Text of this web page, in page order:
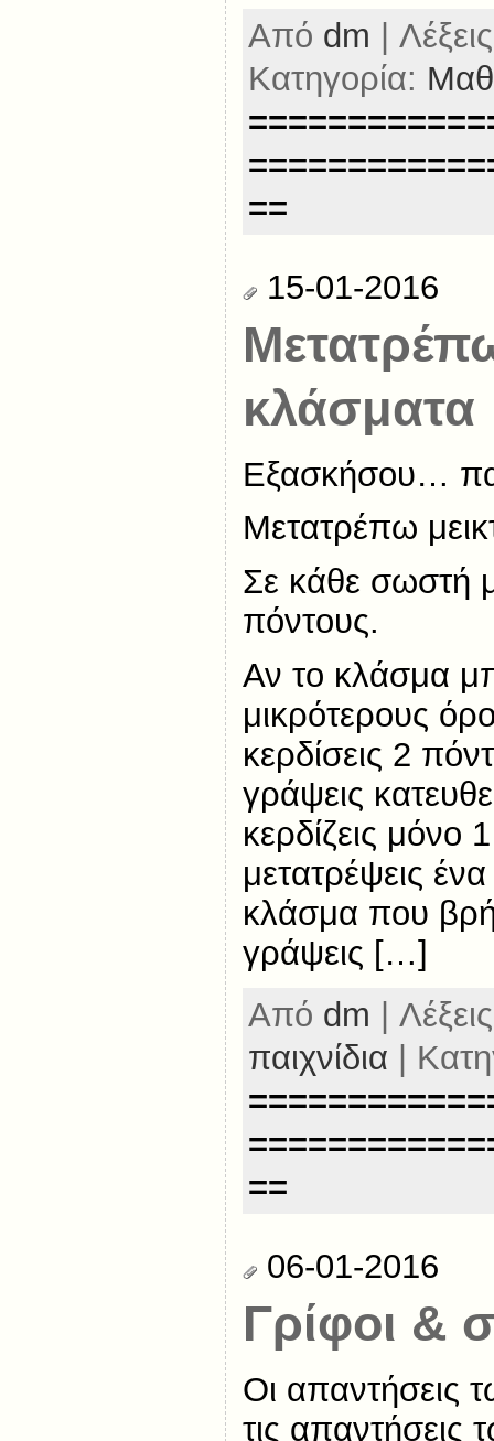
Από dm |
Κατηγορία:
==
15-01-2016
κλάσματα
Εξασκήσου…
Μετατρέπω
Σε κάθε σωστή
πόντους.
Αν το κλάσμα
μικρότερους
κερδίσεις 2
γράψεις
κερδίζεις
μετατρέψεις
κλάσμα που
γράψεις […]
Από dm |
παιχνίδια |
==
06-01-2016
Γρίφοι &
Οι απαντήσεις
τις απαντήσεις